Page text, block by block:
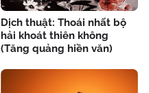
Dịch thuật: Thoái nhất bộ
hải khoát thiên không
(Tăng quảng hiền văn)